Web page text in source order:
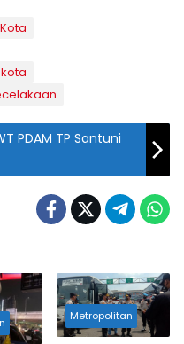
PDAM TP Santuni
Metropolitan